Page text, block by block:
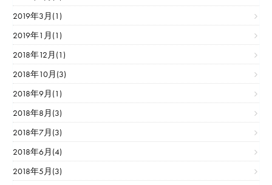
2019年3月(1)
2019年1月(1)
2018年12月(1)
2018年10月(3)
2018年9月(1)
2018年8月(3)
2018年7月(3)
2018年6月(4)
2018年5月(3)